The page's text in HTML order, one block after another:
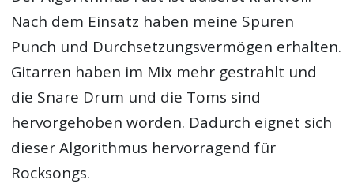
Nach dem Einsatz haben meine Spuren
Punch und Durchsetzungsvermögen erhalten.
Gitarren haben im Mix mehr gestrahlt und
die Snare Drum und die Toms sind
hervorgehoben worden. Dadurch eignet sich
dieser Algorithmus hervorragend für
Rocksongs.